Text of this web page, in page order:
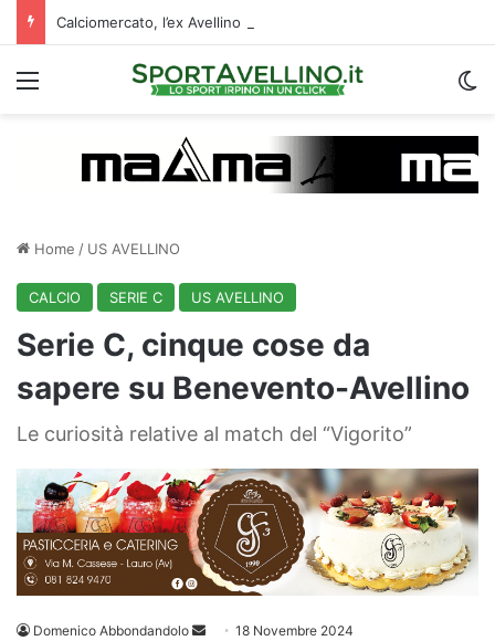
Menu
Home / US AVELLINO
CALCIO SERIE C US AVELLINO
Serie C, cinque cose da
sapere su Benevento-Avellino
Le curiosità relative al match del “Vigorito”
Domenico Abbondandolo
Invia 18 Novembre 2024